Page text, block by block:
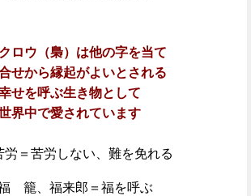
ロウ（梟）は他の字を当て
せから縁起がよいとされる
せを呼ぶ生き物として
界中で愛されています
＝苦労しない、難を免れる
籠、福来郎＝福を呼ぶ